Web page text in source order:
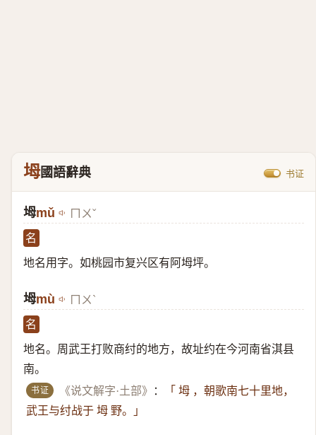
坶國語辭典 书证
坶mǔ ㄇㄨˇ
名
地名用字。如桃园市复兴区有阿坶坪。
坶mù ㄇㄨˋ
名
地名。周武王打败商纣的地方，故址约在今河南省淇县
南。
书证 《说文解字·土部》 ：
「 坶 ，朝歌南七十里地，
武王与纣战于 坶 野。」